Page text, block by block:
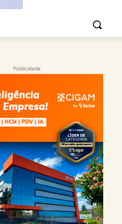
Publicidade